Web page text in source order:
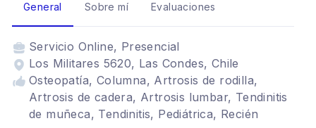
General Sobre mí Evaluaciones
Servicio Online, Presencial
Los Militares 5620, Las Condes, Chile
Osteopatía, Columna, Artrosis de rodilla,
Artrosis de cadera, Artrosis lumbar, Tendinitis
de muñeca, Tendinitis, Pediátrica, Recién